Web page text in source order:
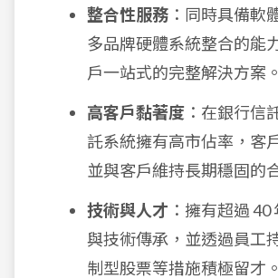
整合性服務 ：同時具備軟
多品牌硬體系統整合的能
戶一站式的完整解決方案。
高客戶黏著度 ：在銀行信
託系統擁有高市佔率，客
並與客戶維持長期穩固的
技術與人才 ：擁有超過
與技術傳承，並透過員工
制型股票等措施積極留才。